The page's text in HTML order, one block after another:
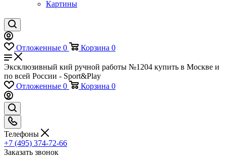
Картины
Отложенные 0 Корзина 0
Эксклюзивный кий ручной работы №1204 купить в Москве и
по всей России - Sport&Play
Отложенные 0 Корзина 0
Телефоны
+7 (495) 374-72-66
Заказать звонок